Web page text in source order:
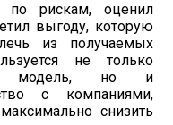
по рискам, оценил
выгоду, которую
из получаемых
не только
модель, но и
с компаниями,
снизить